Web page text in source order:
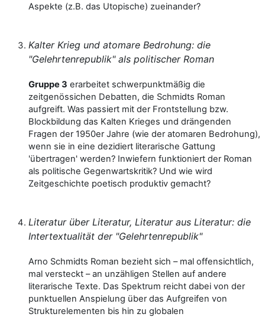
Aspekte (z.B. das Utopische) zueinander?
Kalter Krieg und atomare Bedrohung: die
"Gelehrtenrepublik" als politischer Roman
Gruppe 3 erarbeitet schwerpunktmäßig die
zeitgenössichen Debatten, die Schmidts Roman
aufgreift. Was passiert mit der Frontstellung bzw.
Blockbildung das Kalten Krieges und drängenden
Fragen der 1950er Jahre (wie der atomaren Bedrohung),
wenn sie in eine dezidiert literarische Gattung
'übertragen' werden? Inwiefern funktioniert der Roman
als politische Gegenwartskritik? Und wie wird
Zeitgeschichte poetisch produktiv gemacht?
Literatur über Literatur, Literatur aus Literatur: die
Intertextualität der "Gelehrtenrepublik"
Arno Schmidts Roman bezieht sich – mal offensichtlich,
mal versteckt – an unzähligen Stellen auf andere
literarische Texte. Das Spektrum reicht dabei von der
punktuellen Anspielung über das Aufgreifen von
Strukturelementen bis hin zu globalen